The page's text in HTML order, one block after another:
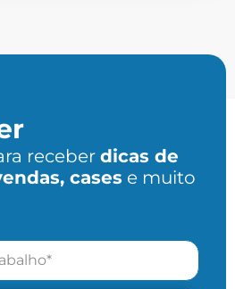
receber dicas de
cases e muito